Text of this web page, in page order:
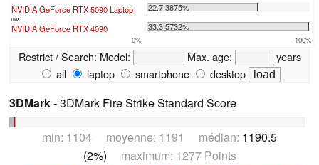
NVIDIA GeForce RTX 5090 Laptop 22.7 3875%
max:
NVIDIA GeForce RTX 4090 33.3 5732%
0% 100%
Restrict / Search: Model: Max. age:
years
all
laptop smartphone desktop
3DMark- 3DMark Fire Strike Standard Score
min: 1104 moyenne: 1191 médian: 1190.5
(2%) maximum: 1277 Points